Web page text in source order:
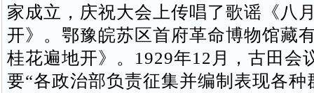
家成立，庆祝大会上传唱了歌谣《八
开》。鄂豫皖苏区首府革命博物馆藏
桂花遍地开》。1929年12月，古田会
要“各政治部负责征集并编制表现各种